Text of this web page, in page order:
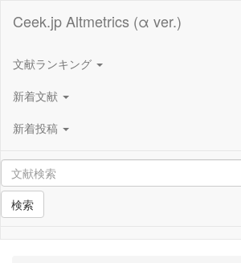
Ceek.jp Altmetrics (α ver.)
文献ランキング
新着文献
新着投稿
検索